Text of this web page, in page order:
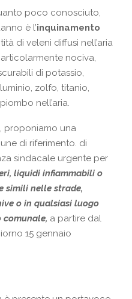
poco conosciuto,
è l’inquinamento
di veleni diffusi nell’aria
nociva,
di potassio,
zolfo, titanio,
nell’aria.
proponiamo una
di riferimento. di
sindacale urgente per
liquidi infiammabili o
simili nelle strade,
o in qualsiasi luogo
a partire dal
15 gennaio